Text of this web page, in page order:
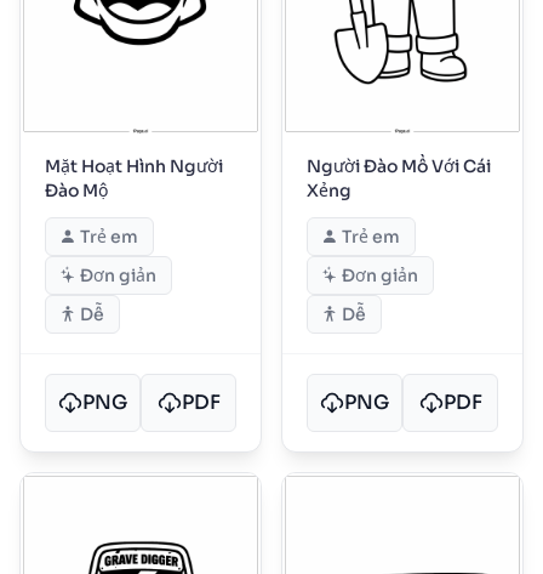
Mặt Hoạt Hình Người
Đào Mộ
Trẻ em
Đơn giản
Dễ
PNG PDF
Người Đào Mồ Với Cái
Xẻng
Trẻ em
Đơn giản
Dễ
PNG PDF